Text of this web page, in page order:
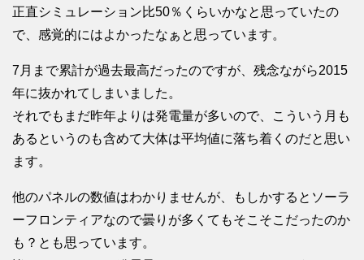
正直シミュレーション比50％くらいかなと思っていたの
で、感覚的にはよかったなぁと思っています。
7月まで累計が過去最高だったのですが、残念ながら2015
年に抜かれてしまいました。
それでもまだ昨年よりは発電量が多いので、こういう月も
あるというのも含めて大体は平均値に落ち着くのだと思い
ます。
他のパネルの数値はわかりませんが、もしかするとソーラ
ーフロンティアなので曇りが多くてもそこそこだったのか
も？とも思っています。